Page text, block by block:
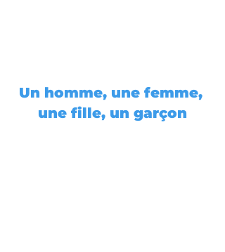
Un homme, une femme,
une fille, un garçon